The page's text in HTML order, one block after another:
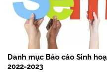
Danh mục Báo cáo Sinh
2022-2023